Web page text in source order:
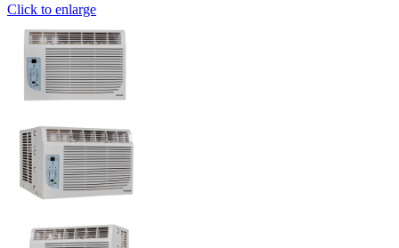
Click to enlarge